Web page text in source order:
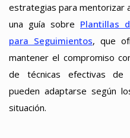
estrategias para mentorizar
una guía sobre Plantillas
para Seguimientos, que
mantener el compromiso
de técnicas efectivas de
pueden adaptarse según
situación.